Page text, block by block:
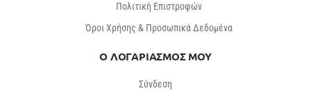
Πολιτική Επιστροφών
Όροι Χρήσης & Προσωπικά Δεδομένα
Ο ΛΟΓΑΡΙΑΣΜΟΣ ΜΟΥ
Σύνδεση